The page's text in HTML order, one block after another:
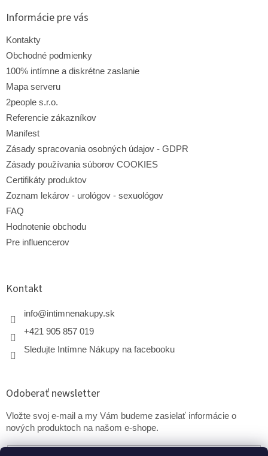
Informácie pre vás
Kontakty
Obchodné podmienky
100% intímne a diskrétne zaslanie
Mapa serveru
2people s.r.o.
Referencie zákazníkov
Manifest
Zásady spracovania osobných údajov - GDPR
Zásady používania súborov COOKIES
Certifikáty produktov
Zoznam lekárov - urológov - sexuológov
FAQ
Hodnotenie obchodu
Pre influencerov
Kontakt
info@intimnenakupy.sk
+421 905 857 019
Sledujte Intímne Nákupy na facebooku
Odoberať newsletter
Vložte svoj e-mail a my Vám budeme zasielať informácie o
nových produktoch na našom e-shope.